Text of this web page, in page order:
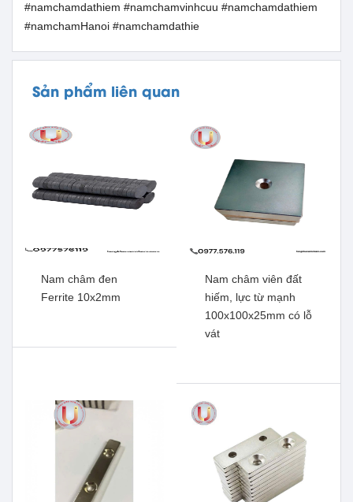
#namchamdathiem #namchamvinhcuu #namchamdathiem
#namchamHanoi #namchamdathie
Sản phẩm liên quan
Nam châm đen
Ferrite 10x2mm
Nam châm viên đất
hiếm, lực từ mạnh
100x100x25mm có lỗ
vát